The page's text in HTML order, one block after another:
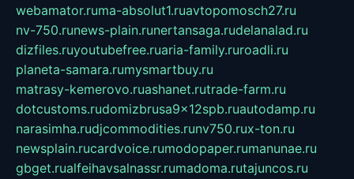
webamator.ruma-absolut1.ruavtopomosch27.ru
nv-750.runews-plain.runertansaga.rudelanalad.ru
dizfiles.ruyoutubefree.ruaria-family.ruroadli.ru
planeta-samara.rumysmartbuy.ru
matrasy-kemerovo.ruashanet.rutrade-farm.ru
dotcustoms.rudomizbrusa9x12spb.ruautodamp.ru
narasimha.rudjcommodities.runv750.rux-ton.ru
newsplain.rucardvoice.rumodopaper.rumanunae.ru
gbget.rualfeihavsalnassr.rumadoma.rutajuncos.ru